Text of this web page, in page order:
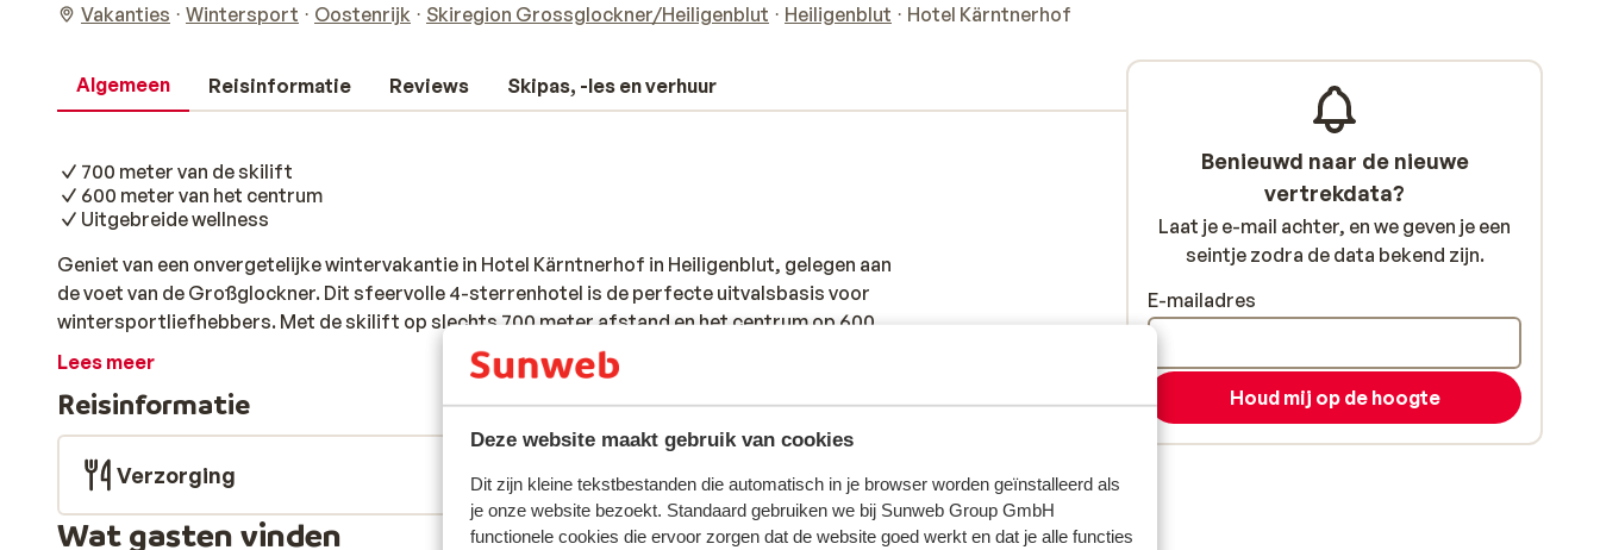
Deze website maakt gebruik van cookies
Dit zijn kleine tekstbestanden die automatisch in je browser worden geïnstalleerd als
je onze website bezoekt. Standaard gebruiken we bij Sunweb Group GmbH
functionele cookies die ervoor zorgen dat de website goed werkt en dat je alle functies
Vakanties Wintersport Oostenrijk Skiregion Grossglockner/Heiligenblut Heiligenblut Hotel Kärntnerhof
Algemeen Reisinformatie Reviews Skipas, -les en verhuur
700 meter van de skilift
600 meter van het centrum
Uitgebreide wellness
Geniet van een onvergetelijke wintervakantie in Hotel Kärntnerhof in Heiligenblut, gelegen aan
de voet van de Großglockner. Dit sfeervolle 4-sterrenhotel is de perfecte uitvalsbasis voor
wintersportliefhebbers. Met de skilift op slechts 700 meter afstand en het centrum op 600
meter, ervaar je ultiem gemak tijdens je wintersportvakantie. De pistes van de regio Hohe
Tauern liggen binnen handbereik, met pistes voor alle niveaus. Of je nu een beginner bent of een
ervaren skiër, in Heiligenblut vind je gegarandeerd de perfecte piste. Na een dag op de piste kun
je heerlijk ontspannen in de après-skibar van het hotel of in het gezellige centrum van
Heiligenblut.Na een actieve dag op de piste kom je helemaal tot rust in de uitgebreide
wellnessruimte van Hotel Kärntnerhof. Geniet van een ontspannende sauna, Turks stoombad of
neem een verfrissende duik in het zwembad. Het hotel biedt daarnaast een scala aan andere
Lees meer
Reisinformatie
Verzorging
Wat gasten vinden
Benieuwd naar de nieuwe
vertrekdata?
Laat je e-mail achter, en we geven je een
seintje zodra de data bekend zijn.
E-mailadres
Houd mij op de hoogte